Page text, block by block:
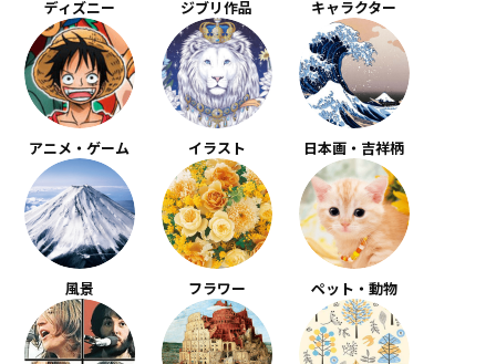
ディズニー ジブリ作品 キャラクター
アニメ・ゲーム イラスト 日本画・吉祥柄
風景 フラワー ペット・動物